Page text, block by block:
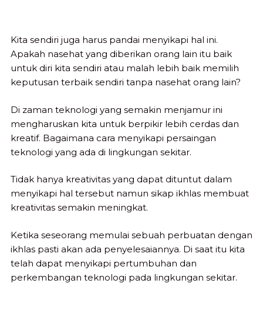
Kita sendiri juga harus pandai menyikapi hal ini.
Apakah nasehat yang diberikan orang lain itu baik
untuk diri kita sendiri atau malah lebih baik memilih
keputusan terbaik sendiri tanpa nasehat orang lain?
Di zaman teknologi yang semakin menjamur ini
mengharuskan kita untuk berpikir lebih cerdas dan
kreatif. Bagaimana cara menyikapi persaingan
teknologi yang ada di lingkungan sekitar.
Tidak hanya kreativitas yang dapat dituntut dalam
menyikapi hal tersebut namun sikap ikhlas membuat
kreativitas semakin meningkat.
Ketika seseorang memulai sebuah perbuatan dengan
ikhlas pasti akan ada penyelesaiannya. Di saat itu kita
telah dapat menyikapi pertumbuhan dan
perkembangan teknologi pada lingkungan sekitar.